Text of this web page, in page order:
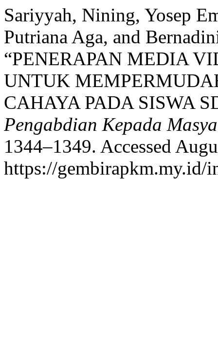
Sariyyah, Nining, Yosep
Putriana Aga, and
“PENERAPAN MEDIA
UNTUK
CAHAYA PADA SISWA
Pengabdian Kepada
1344–1349. Accessed
https://gembirapkm.my.id/